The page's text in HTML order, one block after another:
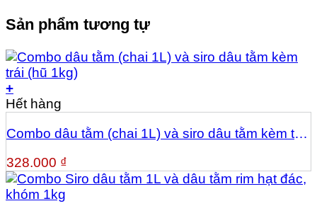
Sản phẩm tương tự
+
Hết hàng
Combo dâu tằm (chai 1L) và siro dâu tằm kèm trái
328.000 ₫